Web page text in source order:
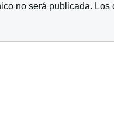
no será publicada. Los